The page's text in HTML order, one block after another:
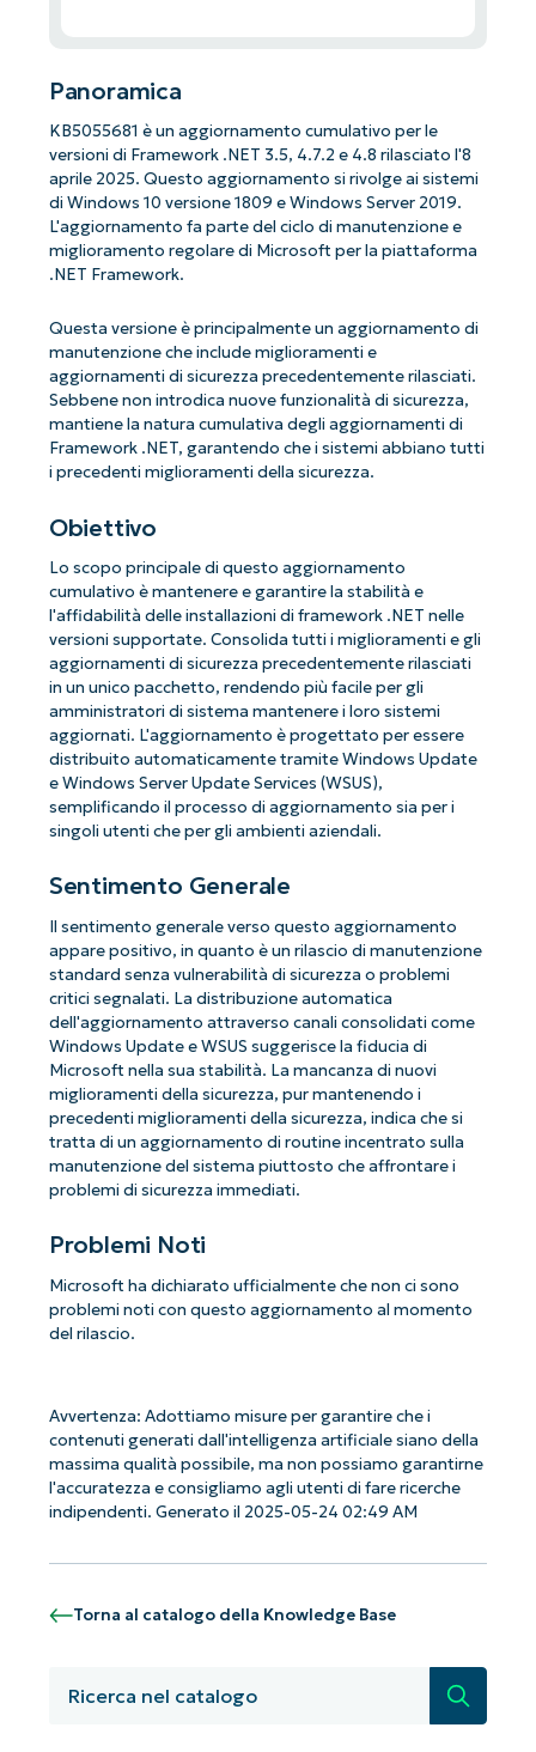
Panoramica
KB5055681 è un aggiornamento cumulativo per le
versioni di Framework .NET 3.5, 4.7.2 e 4.8 rilasciato l'8
aprile 2025. Questo aggiornamento si rivolge ai sistemi
di Windows 10 versione 1809 e Windows Server 2019.
L'aggiornamento fa parte del ciclo di manutenzione e
miglioramento regolare di Microsoft per la piattaforma
.NET Framework.
Questa versione è principalmente un aggiornamento di
manutenzione che include miglioramenti e
aggiornamenti di sicurezza precedentemente rilasciati.
Sebbene non introdica nuove funzionalità di sicurezza,
mantiene la natura cumulativa degli aggiornamenti di
Framework .NET, garantendo che i sistemi abbiano tutti
i precedenti miglioramenti della sicurezza.
Obiettivo
Lo scopo principale di questo aggiornamento
cumulativo è mantenere e garantire la stabilità e
l'affidabilità delle installazioni di framework .NET nelle
versioni supportate. Consolida tutti i miglioramenti e gli
aggiornamenti di sicurezza precedentemente rilasciati
in un unico pacchetto, rendendo più facile per gli
amministratori di sistema mantenere i loro sistemi
aggiornati. L'aggiornamento è progettato per essere
distribuito automaticamente tramite Windows Update
e Windows Server Update Services (WSUS),
semplificando il processo di aggiornamento sia per i
singoli utenti che per gli ambienti aziendali.
Sentimento Generale
Il sentimento generale verso questo aggiornamento
appare positivo, in quanto è un rilascio di manutenzione
standard senza vulnerabilità di sicurezza o problemi
critici segnalati. La distribuzione automatica
dell'aggiornamento attraverso canali consolidati come
Windows Update e WSUS suggerisce la fiducia di
Microsoft nella sua stabilità. La mancanza di nuovi
miglioramenti della sicurezza, pur mantenendo i
precedenti miglioramenti della sicurezza, indica che si
tratta di un aggiornamento di routine incentrato sulla
manutenzione del sistema piuttosto che affrontare i
problemi di sicurezza immediati.
Problemi Noti
Microsoft ha dichiarato ufficialmente che non ci sono
problemi noti con questo aggiornamento al momento
del rilascio.
Avvertenza: Adottiamo misure per garantire che i
contenuti generati dall'intelligenza artificiale siano della
massima qualità possibile, ma non possiamo garantirne
l'accuratezza e consigliamo agli utenti di fare ricerche
indipendenti. Generato il 2025-05-24 02:49 AM
Torna al catalogo della Knowledge Base
Ricerca
Iniziate con le analisi KB guidate
dall'AI di NinjaOne!
Non è richiesta alcuna carta di credito e si ha